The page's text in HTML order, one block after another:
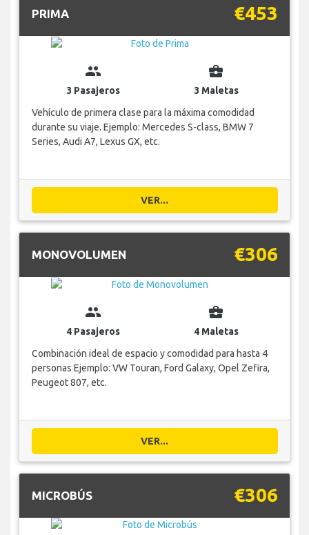
PRIMA €453
group
3 Pasajeros
business_center
3 Maletas
Vehículo de primera clase para la máxima comodidad
durante su viaje. Ejemplo: Mercedes S-class, BMW 7
Series, Audi A7, Lexus GX, etc.
VER...
MONOVOLUMEN €306
group
4 Pasajeros
business_center
4 Maletas
Combinación ideal de espacio y comodidad para hasta 4
personas Ejemplo: VW Touran, Ford Galaxy, Opel Zefira,
Peugeot 807, etc.
VER...
MICROBÚS €306